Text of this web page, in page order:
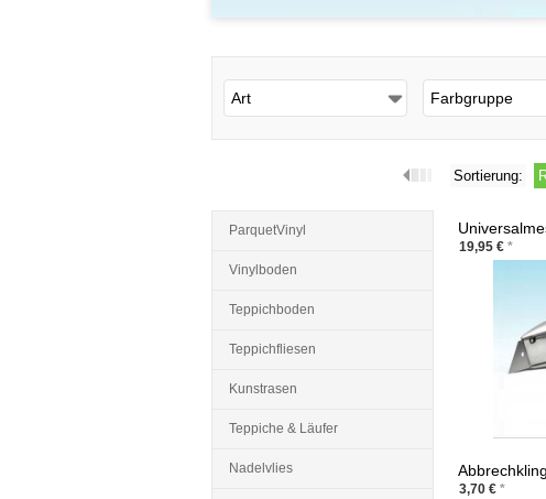
Art Farbgruppe
Sortierung:
ParquetVinyl
Vinylboden
Teppichboden
Teppichfliesen
Kunstrasen
Teppiche & Läufer
Nadelvlies
19,95 € *
3,70 € *